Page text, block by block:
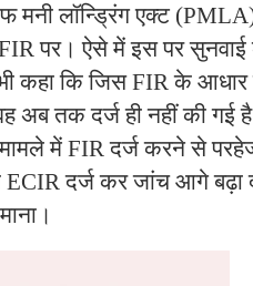
मनी लॉन्ड्रिंग एक्ट
पर। ऐसे में इस पर सुनवाई
कहा कि जिस FIR के आधार
अब तक दर्ज ही नहीं की
में FIR दर्ज करने से
ECIR दर्ज कर जांच आगे